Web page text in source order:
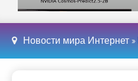
Новости мира Интернет »